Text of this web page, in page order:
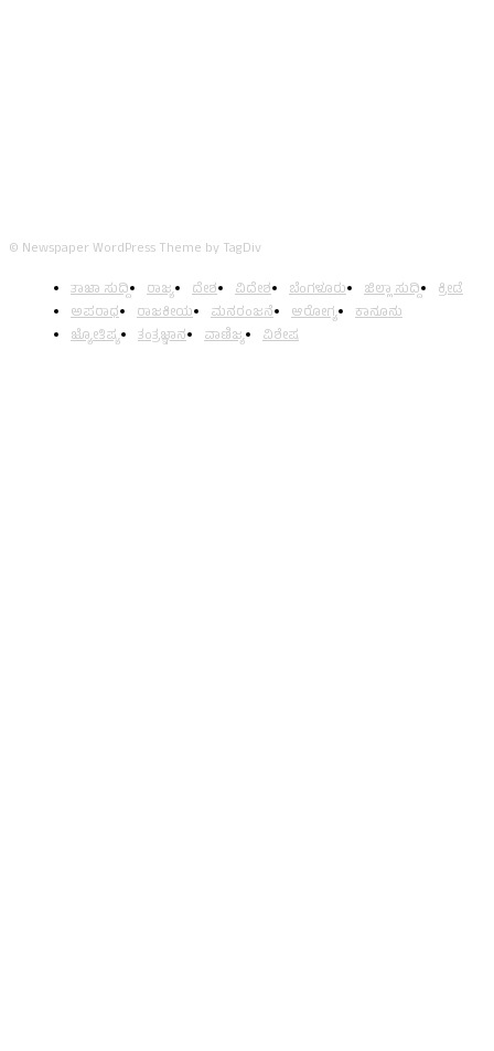
© Newspaper WordPress Theme by TagDiv
ತಾಜಾ ಸುದ್ದಿ
ರಾಜ್ಯ ದೇಶ ವಿದೇಶ ಬೆಂಗಳೂರು ಜಿಲ್ಲಾ ಸುದ್ದಿ
ಕ್ರೀಡೆ
ಅಪರಾಧ
ರಾಜಕೀಯ ಮನರಂಜನೆ ಆರೋಗ್ಯ
ಕಾನೂನು
ಜ್ಯೋತಿಷ್ಯ
ತಂತ್ರಜ್ಞಾನ ವಾಣಿಜ್ಯ ವಿಶೇಷ